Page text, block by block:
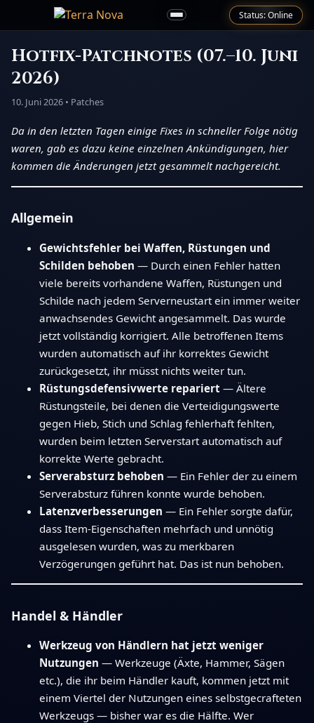
Status: Online
Hotfix-Patchnotes (07.–10. Juni
2026)
10. Juni 2026 • Patches
Da in den letzten Tagen einige Fixes in schneller Folge nötig
waren, gab es dazu keine einzelnen Ankündigungen, hier
kommen die Änderungen jetzt gesammelt nachgereicht.
Allgemein
Gewichtsfehler bei Waffen, Rüstungen und
Schilden behoben — Durch einen Fehler hatten
viele bereits vorhandene Waffen, Rüstungen und
Schilde nach jedem Serverneustart ein immer weiter
anwachsendes Gewicht angesammelt. Das wurde
jetzt vollständig korrigiert. Alle betroffenen Items
wurden automatisch auf ihr korrektes Gewicht
zurückgesetzt, ihr müsst nichts weiter tun.
Rüstungsdefensivwerte repariert — Ältere
Rüstungsteile, bei denen die Verteidigungswerte
gegen Hieb, Stich und Schlag fehlerhaft fehlten,
wurden beim letzten Serverstart automatisch auf
korrekte Werte gebracht.
Serverabsturz behoben — Ein Fehler der zu einem
Serverabsturz führen konnte wurde behoben.
Latenzverbesserungen — Ein Fehler sorgte dafür,
dass Item-Eigenschaften mehrfach und unnötig
ausgelesen wurden, was zu merkbaren
Verzögerungen geführt hat. Das ist nun behoben.
Handel & Händler
Werkzeug von Händlern hat jetzt weniger
Nutzungen — Werkzeuge (Äxte, Hammer, Sägen
etc.), die ihr beim Händler kauft, kommen jetzt mit
einem Viertel der Nutzungen eines selbstgecrafteten
Werkzeugs — bisher war es die Hälfte. Wer